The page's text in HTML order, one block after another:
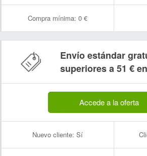
Compra mínima: 0 €
Envío estándar
superiores a 51 €
Accede a la oferta
Nuevo cliente: Sí